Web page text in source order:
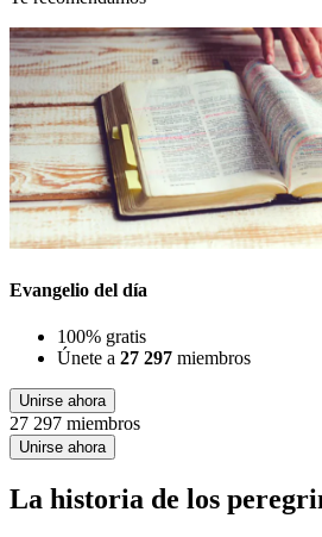
Evangelio del día
100% gratis
Únete a 27 297 miembros
Unirse ahora
27 297 miembros
Unirse ahora
La historia de los